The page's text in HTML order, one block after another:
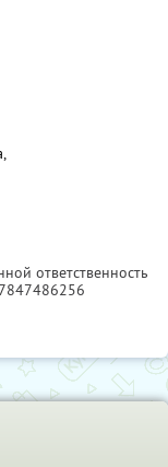
ответственность